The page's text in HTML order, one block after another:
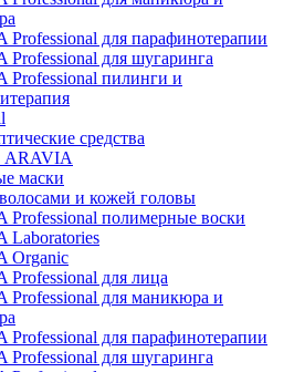
Professional для парафинотерапии
Professional для шугаринга
Professional пилинги и
средства
ARAVIA
маски
и кожей головы
Professional полимерные воски
Laboratories
Organic
Professional для лица
Professional для маникюра и
Professional для парафинотерапии
Professional для шугаринга